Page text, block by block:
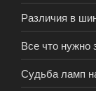
Различия в
Все что нужно
Судьба ламп